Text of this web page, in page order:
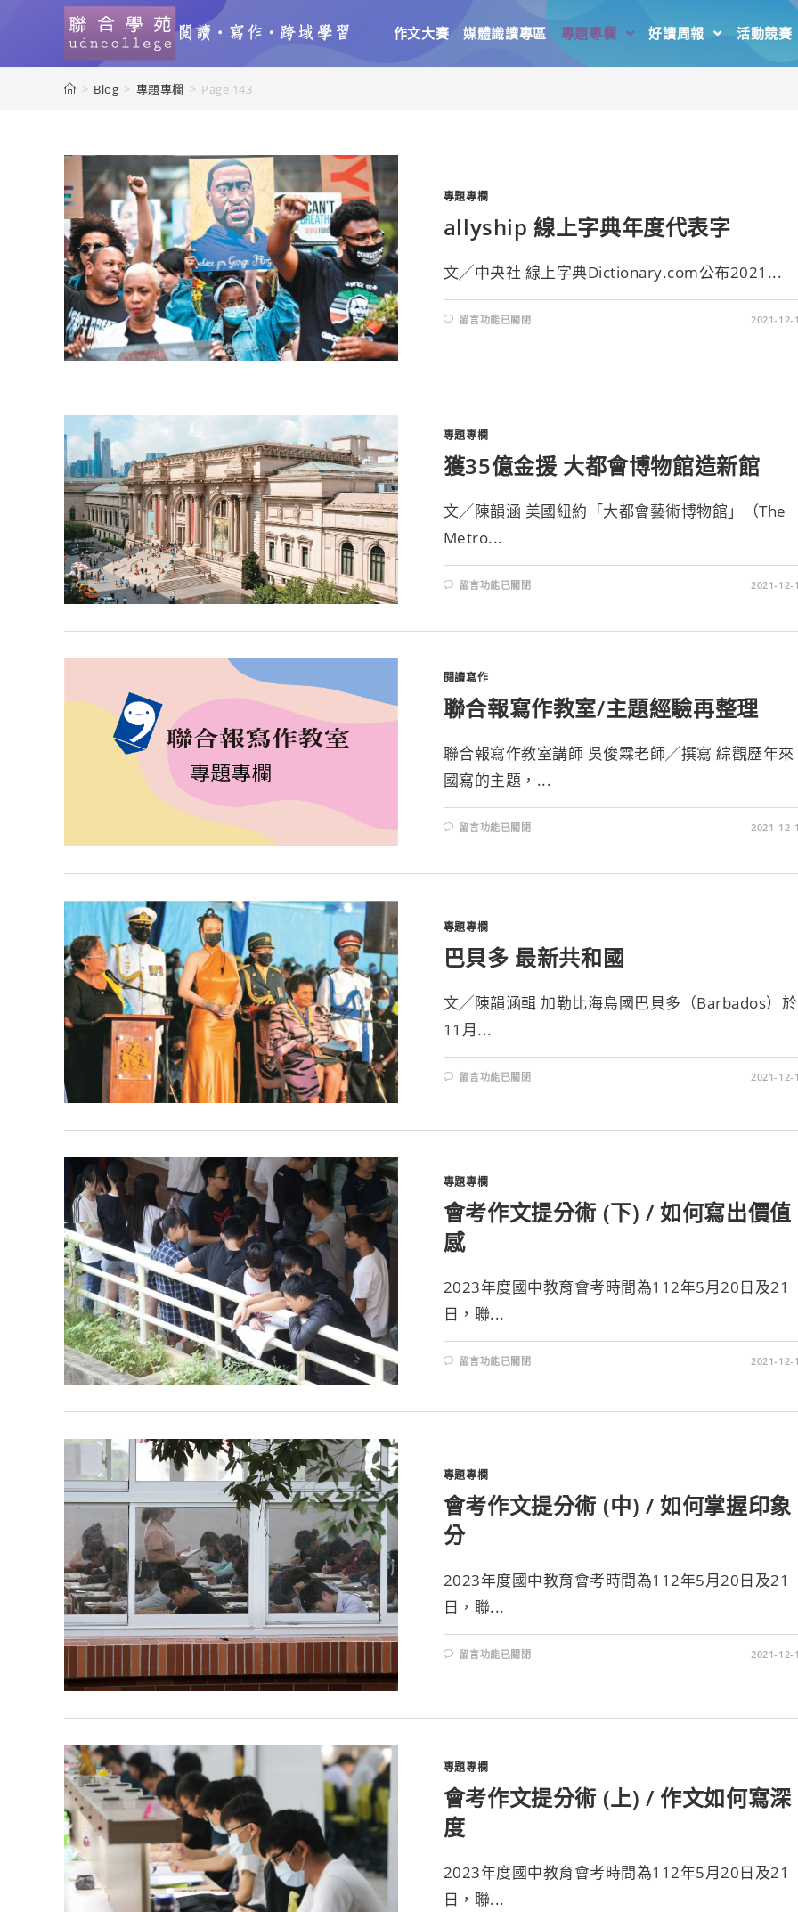
作文大賽 媒體識讀專區 專題專欄 好讀周報 活動競賽
> Blog > 專題專欄 > Page 143
專題專欄
allyship 線上字典年度代表字
文╱中央社 線上字典Dictionary.com公布2021...
留言功能已關閉 2021-12-
專題專欄
獲35億金援 大都會博物館造新館
文╱陳韻涵 美國紐約「大都會藝術博物館」（The
Metro...
留言功能已關閉 2021-12-
閱讀寫作
聯合報寫作教室/主題經驗再整理
聯合報寫作教室講師 吳俊霖老師╱撰寫 綜觀歷年來
國寫的主題，...
留言功能已關閉 2021-12-
專題專欄
巴貝多 最新共和國
文╱陳韻涵輯 加勒比海島國巴貝多（Barbados）於
11月...
留言功能已關閉 2021-12-
專題專欄
會考作文提分術 (下) / 如何寫出價值
感
2023年度國中教育會考時間為112年5月20日及21
日，聯...
留言功能已關閉 2021-12-
專題專欄
會考作文提分術 (中) / 如何掌握印象
分
2023年度國中教育會考時間為112年5月20日及21
日，聯...
留言功能已關閉 2021-12-
專題專欄
會考作文提分術 (上) / 作文如何寫深
度
2023年度國中教育會考時間為112年5月20日及21
日，聯...